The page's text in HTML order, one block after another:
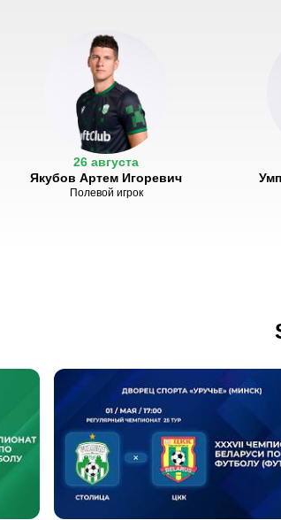
26 августа
Якубов Артем Игоревич
Полевой игрок